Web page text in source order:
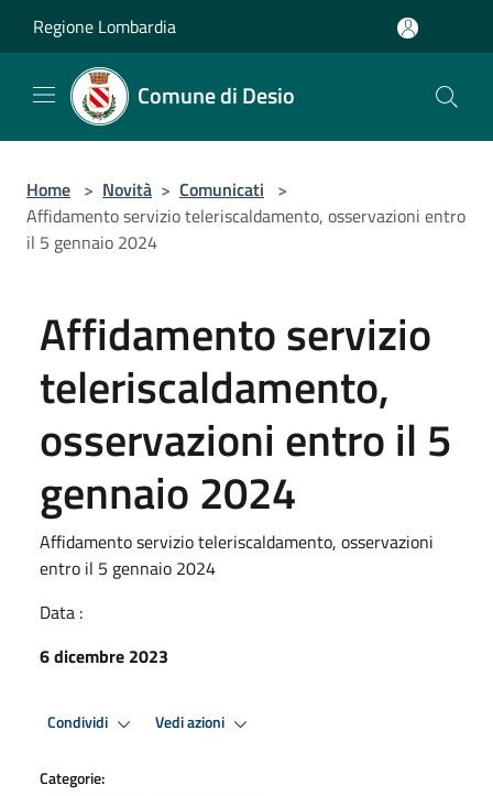
Regione Lombardia
Comune di Desio
Home > Novità > Comunicati >
Affidamento servizio teleriscaldamento, osservazioni entro
il 5 gennaio 2024
Affidamento servizio
teleriscaldamento,
osservazioni entro il 5
gennaio 2024
Affidamento servizio teleriscaldamento, osservazioni
entro il 5 gennaio 2024
Data :
6 dicembre 2023
Condividi Vedi azioni
Categorie: